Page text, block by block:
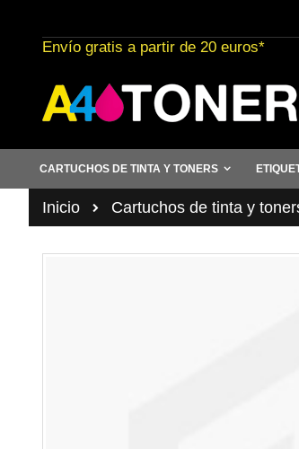
al
contenido
Envío gratis a partir de 20 euros*
CARTUCHOS DE TINTA Y TONERS
Inicio Cartuchos de tinta y